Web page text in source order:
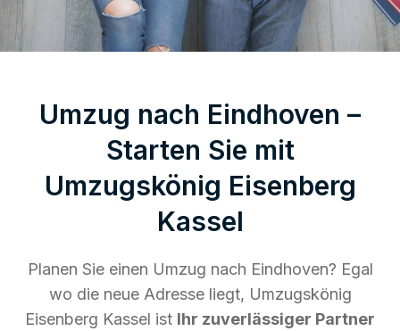
Umzug nach Eindhoven –
Starten Sie mit
Umzugskönig Eisenberg
Kassel
Planen Sie einen Umzug nach Eindhoven? Egal
wo die neue Adresse liegt, Umzugskönig
Eisenberg Kassel ist Ihr zuverlässiger Partner